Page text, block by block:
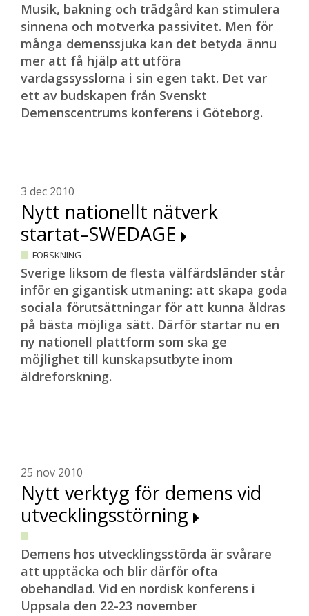
Musik, bakning och trädgård kan stimulera
sinnena och motverka passivitet. Men för
många demenssjuka kan det betyda ännu
mer att få hjälp att utföra
vardagssysslorna i sin egen takt. Det var
ett av budskapen från Svenskt
Demenscentrums konferens i Göteborg.
3 dec 2010
Nytt nationellt nätverk
startat–SWEDAGE
FORSKNING
Sverige liksom de flesta välfärdsländer står
inför en gigantisk utmaning: att skapa goda
sociala förutsättningar för att kunna åldras
på bästa möjliga sätt. Därför startar nu en
ny nationell plattform som ska ge
möjlighet till kunskapsutbyte inom
äldreforskning.
25 nov 2010
Nytt verktyg för demens vid
utvecklingsstörning
Demens hos utvecklingsstörda är svårare
att upptäcka och blir därför ofta
obehandlad. Vid en nordisk konferens i
Uppsala den 22-23 november